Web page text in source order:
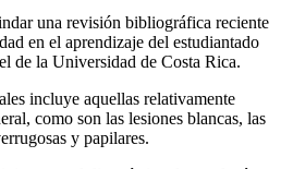
una revisión bibliográfica reciente
en el aprendizaje del estudiantado
de la Universidad de Costa Rica.
incluye aquellas relativamente
como son las lesiones blancas, las
y papilares.